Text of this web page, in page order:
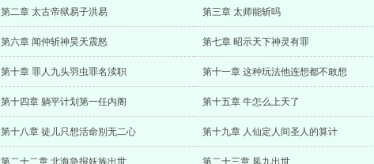
第二章 太古帝狱易子洪易 第三章 太师能斩吗
第六章 闻仲斩神昊天震怒 第七章 昭示天下神灵有罪
第十章 罪人九头羽虫罪名渎职 第十一章 这种玩法他连想都不敢想
第十四章 躺平计划第一任内阁 第十五章 牛怎么上天了
第十八章 徒儿只想活命别无二心 第十九章 人仙定人间圣人的算计
第二十二章 北海急报妖族出世 第二十三章 凤九出世